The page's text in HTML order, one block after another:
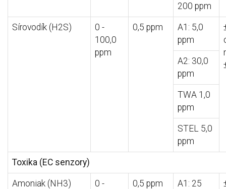
200 ppm
Sírovodík (H2S)
0 -
100,0
ppm
0,5 ppm
A1: 5,0
ppm
A2: 30,0
ppm
TWA 1,0
ppm
STEL 5,0
ppm
Toxika (EC senzory)
Amoniak (NH3)
0 -
0,5 ppm
A1: 25